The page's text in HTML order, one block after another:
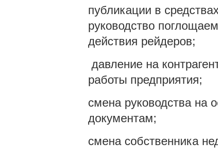
публикации в
руководство
действия рейдеров;
давление на
работы предприятия;
смена руководства на
документам;
смена собственника